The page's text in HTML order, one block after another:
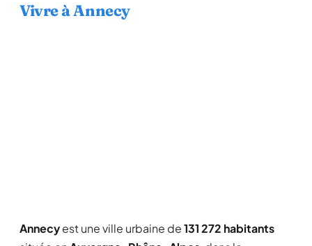
Vivre à Annecy
Annecyest une ville urbaine de131 272 habitants